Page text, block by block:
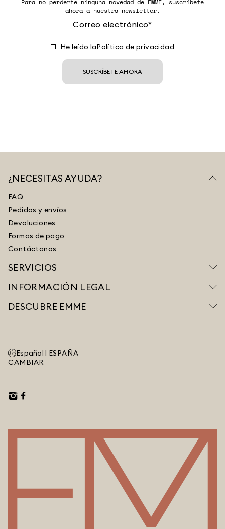
ahora a nuestra newsletter.
He leído laPolítica de privacidad
SUSCRÍBETE AHORA
¿NECESITAS AYUDA?
FAQ
Pedidos y envíos
Devoluciones
Formas de pago
Contáctanos
SERVICIOS
INFORMACIÓN LEGAL
DESCUBRE EMME
Español | ESPAÑA
CAMBIAR